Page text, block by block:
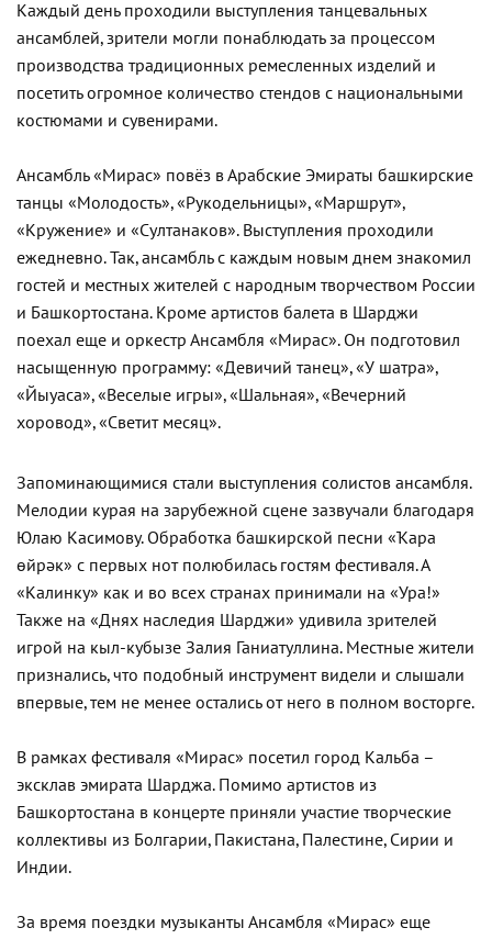
Каждый день проходили выступления танцевальных
ансамблей, зрители могли понаблюдать за процессом
производства традиционных ремесленных изделий и
посетить огромное количество стендов с национальными
костюмами и сувенирами.
Ансамбль «Мирас» повёз в Арабские Эмираты башкирские
танцы «Молодость», «Рукодельницы», «Маршрут»,
«Кружение» и «Султанаков». Выступления проходили
ежедневно. Так, ансамбль с каждым новым днем знакомил
гостей и местных жителей с народным творчеством России
и Башкортостана. Кроме артистов балета в Шарджи
поехал еще и оркестр Ансамбля «Мирас». Он подготовил
насыщенную программу: «Девичий танец», «У шатра»,
«Йыуаса», «Веселые игры», «Шальная», «Вечерний
хоровод», «Светит месяц».
Запоминающимися стали выступления солистов ансамбля.
Мелодии курая на зарубежной сцене зазвучали благодаря
Юлаю Касимову. Обработка башкирской песни «Ҡара
өйрәк» с первых нот полюбилась гостям фестиваля. А
«Калинку» как и во всех странах принимали на «Ура!»
Также на «Днях наследия Шарджи» удивила зрителей
игрой на кыл-кубызе Залия Ганиатуллина. Местные жители
признались, что подобный инструмент видели и слышали
впервые, тем не менее остались от него в полном восторге.
В рамках фестиваля «Мирас» посетил город Кальба –
эксклав эмирата Шарджа. Помимо артистов из
Башкортостана в концерте приняли участие творческие
коллективы из Болгарии, Пакистана, Палестине, Сирии и
Индии.
За время поездки музыканты Ансамбля «Мирас» еще